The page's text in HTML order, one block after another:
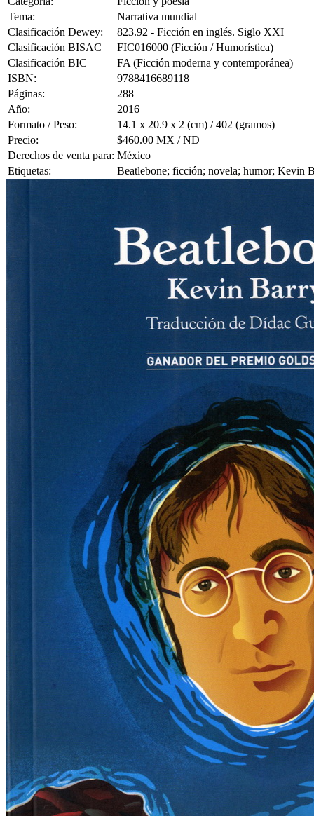
Tema:
Narrativa mundial
Clasificación Dewey:
823.92 - Ficción en inglés. Siglo XXI
Clasificación BISAC
FIC016000 (Ficción / Humorística)
Clasificación BIC
FA (Ficción moderna y contemporánea)
ISBN:
9788416689118
Páginas:
288
Año:
2016
Formato / Peso:
14.1 x 20.9 x 2 (cm) / 402 (gramos)
Precio:
$460.00 MX / ND
Derechos de venta para: México
Etiquetas:
Beatlebone; ficción; novela; humor; Kevin